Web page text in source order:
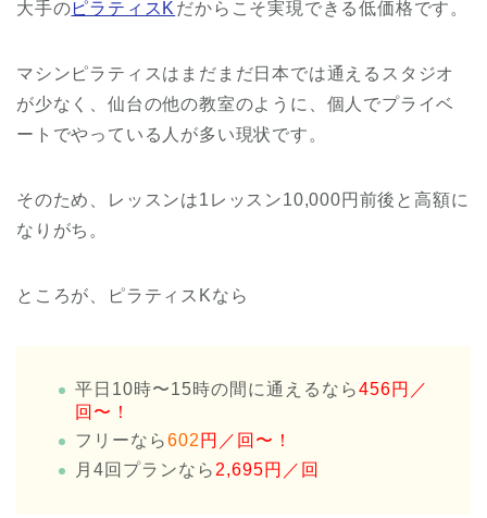
大手のピラティスK だからこそ実現できる低価格です。
マシンピラティスはまだまだ日本では通えるスタジオ
が少なく、仙台の他の教室のように、個人でプライベ
ートでやっている人が多い現状です。
そのため、レッスンは1レッスン10,000円前後と高額に
なりがち。
ところが、ピラティスKなら
平日10時〜15時の間に通えるなら456円／
回〜！
フリーなら602 円／回〜！
月4回プランなら 2,695円／回